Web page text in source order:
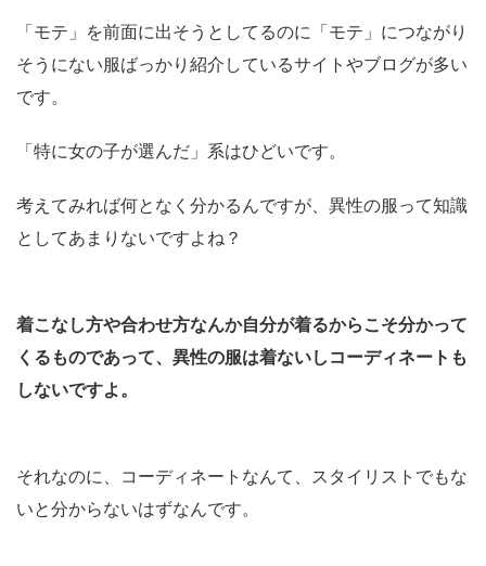
「モテ」を前面に出そうとしてるのに「モテ」につながり
そうにない服ばっかり紹介しているサイトやブログが多い
です。
「特に女の子が選んだ」系はひどいです。
考えてみれば何となく分かるんですが、異性の服って知識
としてあまりないですよね？
着こなし方や合わせ方なんか自分が着るからこそ分かって
くるものであって、異性の服は着ないしコーディネートも
しないですよ。
それなのに、コーディネートなんて、スタイリストでもな
いと分からないはずなんです。